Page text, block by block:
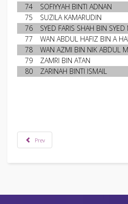
74
SOFIYYAH BINTI ADNAN
75
SUZILA KAMARUDIN
76
SYED FARIS SHAH BIN
77
WAN ABDUL HAFIZ BIN A
78
WAN AZMI BIN NIK ABDUL
79
ZAMRI BIN ATAN
80
ZARINAH BINTI ISMAIL
Prev